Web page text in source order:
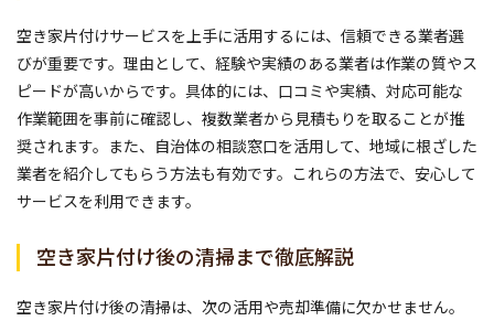
空き家片付けサービスを上手に活用するには、信頼できる業者選
びが重要です。理由として、経験や実績のある業者は作業の質やス
ピードが高いからです。具体的には、口コミや実績、対応可能な
作業範囲を事前に確認し、複数業者から見積もりを取ることが推
奨されます。また、自治体の相談窓口を活用して、地域に根ざした
業者を紹介してもらう方法も有効です。これらの方法で、安心して
サービスを利用できます。
空き家片付け後の清掃まで徹底解説
空き家片付け後の清掃は、次の活用や売却準備に欠かせません。